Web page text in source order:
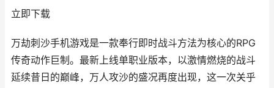
立即下载
万劫刺沙手机游戏是一款奉行即时战斗方法为核心的RPG
传奇动作巨制。最新上线单职业版本，以激情燃烧的战斗
延续昔日的巅峰，万人攻沙的盛况再度出现，这一次关乎